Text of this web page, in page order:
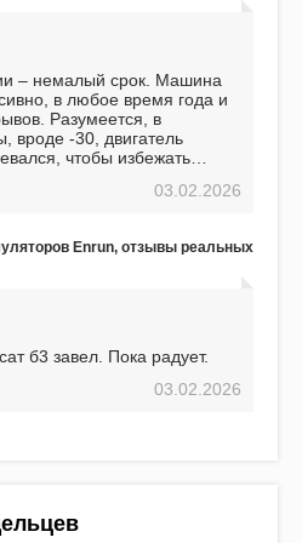
– немалый срок. Машина
в любое время года и
Разумеется, в
вроде -30, двигатель
чтобы избежать
ни единой поломки,
он даже
модель.
03.02.2026
Enrun, отзывы реальных
б3 завел. Пока радует.
03.02.2026